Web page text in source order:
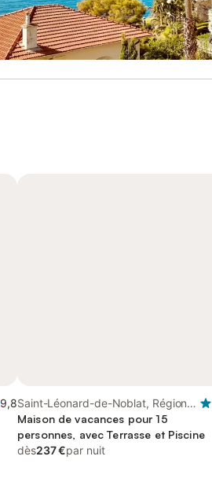
9,8Saint-Léonard-de-Noblat, Région
de Limoges
Maison de vacances pour 15
personnes, avec Terrasse et Piscine
dès237 €par nuit